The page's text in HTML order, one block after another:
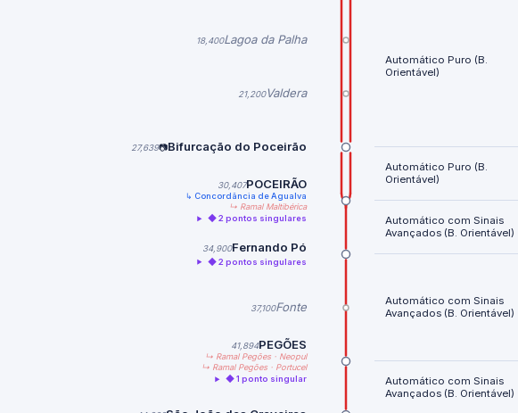
18,400Lagoa da Palha
21,200Valdera
27,639📷Bifurcação do Poceirão
30,407POCEIRÃO
↳ Concordância de Agualva
↳ Ramal Maltibérica
◆ 2 pontos singulares
34,900Fernando Pó
◆ 2 pontos singulares
37,100Fonte
41,894PEGÕES
↳ Ramal Pegões · Neopul
↳ Ramal Pegões · Portucel
◆ 1 ponto singular
Automático Puro (B.
Orientável)
Automático Puro (B.
Orientável)
Automático com Sinais
Avançados (B. Orientável)
Automático com Sinais
Avançados (B. Orientável)
Automático com Sinais
Avançados (B. Orientável)